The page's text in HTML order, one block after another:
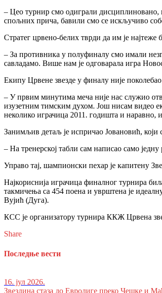
– Цео турнир смо одиграли
спољних прича, бавили смо се искључиво
Стратег црвено-белих тврди да им је најтеже
– За противника у полуфиналу смо имали
савладамо. Више нам је одговарала игра
Екипу Црвене звезде у финалу није
– У првим минутима меча није нас служио
изузетним тимским духом. Још нисам видео
неколико играчица 2011. годишта и наравно,
Занимљив детаљ је испричао Јовановић,
– На тренерској табли сам написао само
Управо тај, шампионски пехар је капитену
Најкориснија играчица финалног турнира
такмичења са 454 поена и уврштена је
Вујић (Дуга).
КСС је организатору турнира ККЖ Црвена
Share
Последње вести
16. јул 2026.
Звездина стаза до Евролиге преко Чешке и